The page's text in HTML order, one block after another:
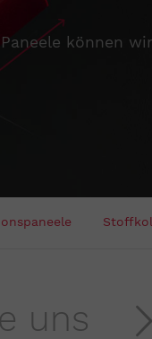
Paneele können
uns